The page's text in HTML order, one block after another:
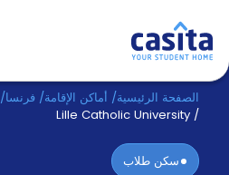
الرئيسية عربي EUR
دخول
الصفحة الرئيسية/ أماكن الإقامة/ فرنسا/
/
Lille Catholic University
سكن طلاب